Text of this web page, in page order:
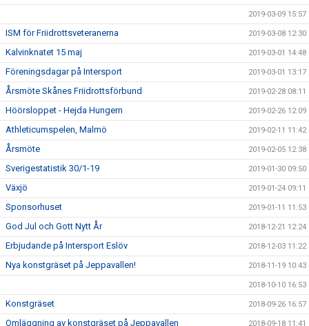
2019-03-09 15:57
ISM för Friidrottsveteranerna 2019-03-08 12:30
Kalvinknatet 15 maj 2019-03-01 14:48
Föreningsdagar på Intersport 2019-03-01 13:17
Årsmöte Skånes Friidrottsförbund 2019-02-28 08:11
Höörsloppet - Hejda Hungern 2019-02-26 12:09
Athleticumspelen, Malmö 2019-02-11 11:42
Årsmöte 2019-02-05 12:38
Sverigestatistik 30/1-19 2019-01-30 09:50
Växjö 2019-01-24 09:11
Sponsorhuset 2019-01-11 11:53
God Jul och Gott Nytt År 2018-12-21 12:24
Erbjudande på Intersport Eslöv 2018-12-03 11:22
Nya konstgräset på Jeppavallen! 2018-11-19 10:43
2018-10-10 16:53
Konstgräset 2018-09-26 16:57
Omläggning av konstgräset på Jeppavallen 2018-09-18 11:41